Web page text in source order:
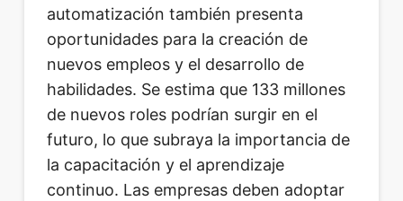
automatización también presenta
oportunidades para la creación de
nuevos empleos y el desarrollo de
habilidades. Se estima que 133 millones
de nuevos roles podrían surgir en el
futuro, lo que subraya la importancia de
la capacitación y el aprendizaje
continuo. Las empresas deben adoptar